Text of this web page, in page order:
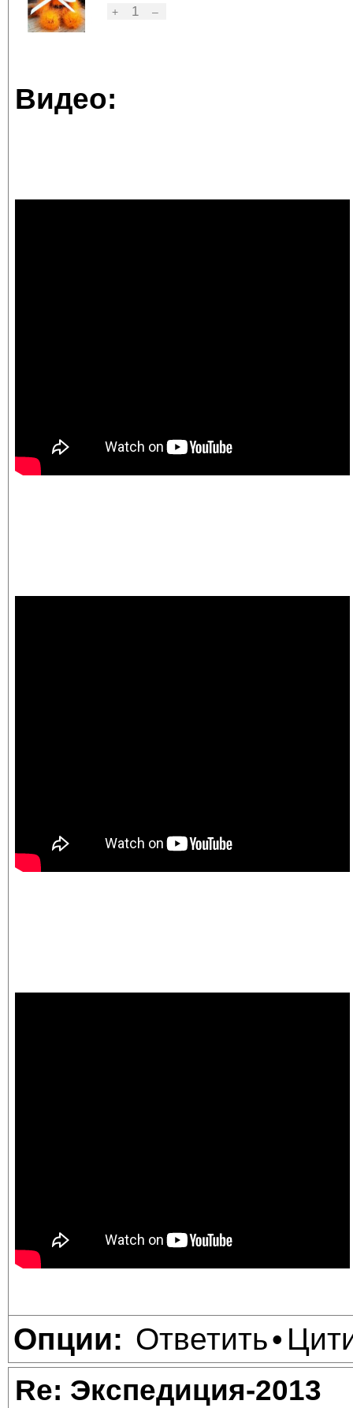
+ 1 –
Видео:
Опции: Ответить•
Re: Экспедиция-2013